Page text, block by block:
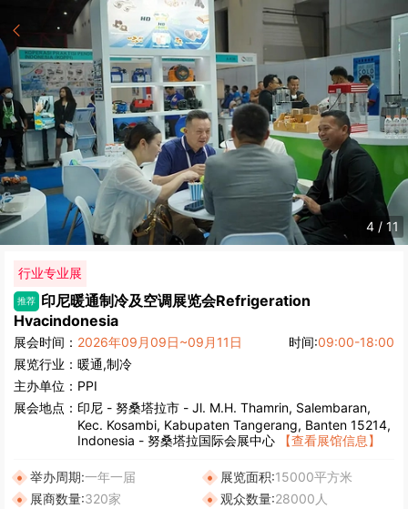
5 / 11
行业专业展
推荐 印尼暖通制冷及空调展览会Refrigeration
Hvacindonesia
展会时间： 2026年09月09日~09月11日 时间:09:00-18:00
展览行业： 暖通,制冷
主办单位： PPI
展会地点： 印尼 - 努桑塔拉市 - Jl. M.H. Thamrin, Salembaran,
Kec. Kosambi, Kabupaten Tangerang, Banten 15214,
Indonesia - 努桑塔拉国际会展中心
【查看展馆信息】
举办周期:一年一届 展览面积:15000平方米
展商数量:320家 观众数量:28000人